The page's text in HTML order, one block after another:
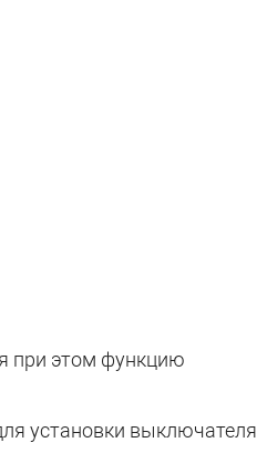
при этом функцию
установки выключателя.